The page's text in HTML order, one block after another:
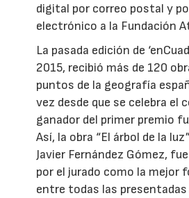
digital por correo postal y
electrónico a la Fundación
La pasada edición de
2015, recibió más de 120
puntos de la geografía
vez desde que se celebra el
ganador del primer premio
Así, la obra “El árbol de la
Javier Fernández Gómez,
por el jurado como la mejor
entre todas las presentadas